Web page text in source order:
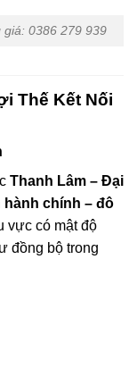
giá: 0386 279 939
Thế Kết Nối
Thanh Lâm – Đại
hành chính – đô
vực có mật độ
đồng bộ trong